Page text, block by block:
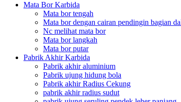
Mata Bor Karbida
Mata bor tengah
Mata bor dengan cairan pendingin bagian
Nc melihat mata bor
Mata bor langkah
Mata bor putar
Pabrik Akhir Karbida
Pabrik akhir aluminium
Pabrik ujung hidung bola
Pabrik akhir Radius Cekung
pabrik akhir radius sudut